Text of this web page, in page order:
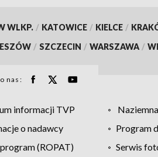
WLKP. / KATOWICE / KIELCE /
/ SZCZECIN / WARSZAWA /
nas:
informacji TVP
o nadawcy
Program
(ROPAT) Serwis